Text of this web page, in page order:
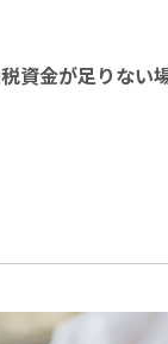
資金が足りない